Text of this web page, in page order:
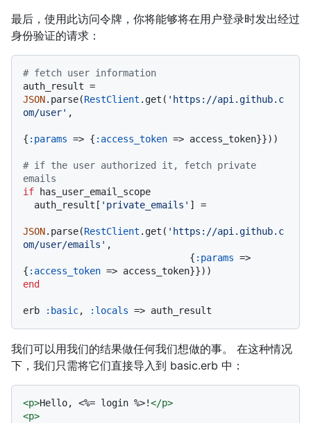
最后，使用此访问令牌，你将能够将在用户登录时发出经过
身份验证的请求：
# fetch user information
JSON.parse(RestClient .get( 'https://api.github.c
om/user' ,
{ :params => { :access_token => access_token}}))
# if the user authorized it, fetch private
emails
if has_user_email_scope
  auth_result[
'private_emails' ] =
JSON.parse(RestClient .get( 'https://api.github.c
om/user/emails' ,
                              {
:params =>
{ :access_token
end
erb :basic, :locals
我们可以用我们的结果做任何我们想做的事。 在这种情况
下，我们只需将它们直接导入到 basic.erb 中：
<p>Hello, <%= login %>!</p>
<p>